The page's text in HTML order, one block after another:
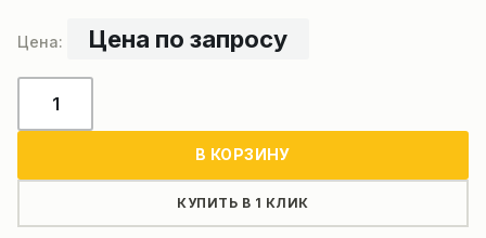
Цена по запросу
товара
двигателя
В КОРЗИНУ
КУПИТЬ В 1 КЛИК